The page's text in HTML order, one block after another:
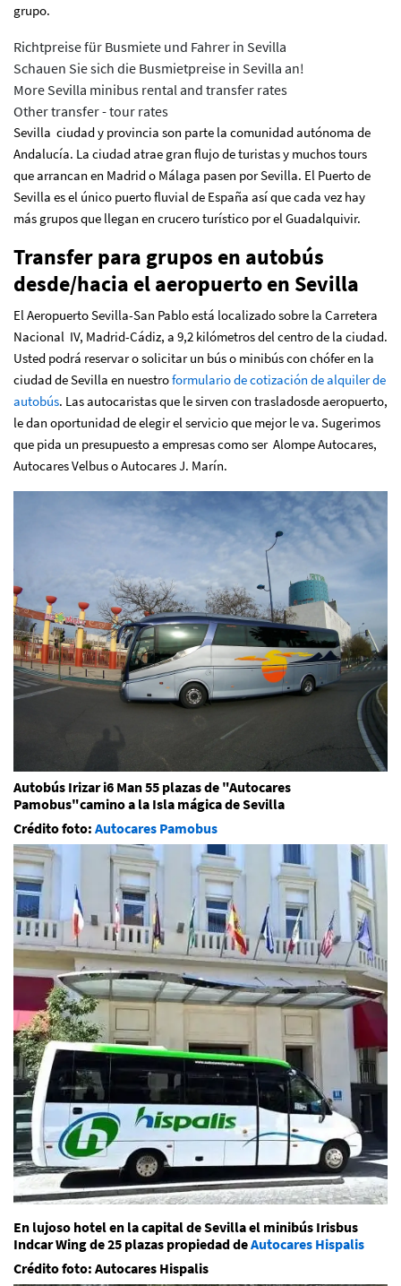
grupo.
Richtpreise für Busmiete und Fahrer in Sevilla
Schauen Sie sich die Busmietpreise in Sevilla an!
More Sevilla minibus rental and transfer rates
Other transfer - tour rates
Sevilla ciudad y provincia son parte la comunidad autónoma de
Andalucía. La ciudad atrae gran flujo de turistas y muchos tours
que arrancan en Madrid o Málaga pasen por Sevilla. El Puerto de
Sevilla es el único puerto fluvial de España así que cada vez hay
más grupos que llegan en crucero turístico por el Guadalquivir.
Transfer para grupos en autobús
desde/hacia el aeropuerto en Sevilla
El Aeropuerto Sevilla-San Pablo está localizado sobre la Carretera
Nacional IV, Madrid-Cádiz, a 9,2 kilómetros del centro de la ciudad.
Usted podrá reservar o solicitar un bús o minibús con chófer en la
ciudad de Sevilla en nuestroformulario de cotización de alquiler de
autobús. Las autocaristas que le sirven con trasladosde aeropuerto,
le dan oportunidad de elegir el servicio que mejor le va. Sugerimos
que pida un presupuesto a empresas como ser Alompe Autocares,
Autocares Velbus o Autocares J. Marín.
Autobús Irizar i6 Man 55 plazas de "Autocares
Pamobus"camino a la Isla mágica de Sevilla
Crédito foto: Autocares Pamobus
En lujoso hotel en la capital de Sevilla el minibús Irisbus
Indcar Wing de 25 plazas propiedad deAutocares Hispalis
Crédito foto: Autocares Hispalis